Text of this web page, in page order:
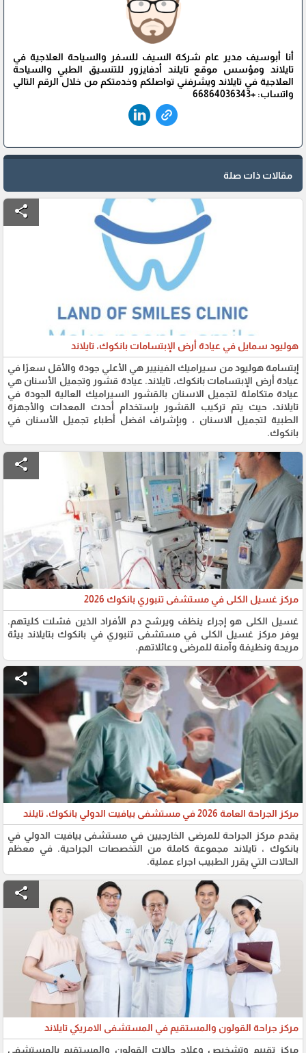
أنا أبوسيف مدير عام شركة السيف للسفر والسياحة العلاجية في
تايلاند ومؤسس موقع تايلند أدفايزور للتنسيق الطبي والسياحة
العلاجية في تايلاند ويشرفني تواصلكم وخدمتكم من خلال الرقم التالي
واتساب: +66864036343
مقالات ذات صلة
share
هوليود سمايل في عيادة أرض الإبتسامات بانكوك، تايلاند
إبتسامة هوليود من سيراميك الفينيير هي الأعلي جودة والأقل سعرًا في
عيادة أرض الإبتسامات بانكوك، تايلاند. عيادة قشور وتجميل الأسنان هي
عيادة متكاملة لتجميل الاسنان بالقشور السيراميك العالية الجودة في
تايلاند، حيث يتم تركيب القشور بإستخدام أحدث المعدات والأجهزة
الطبية لتجميل الاسنان ، وبإشراف افضل أطباء تجميل الأسنان في
بانكوك.
share
مركز غسيل الكلى في مستشفى تنبوري بانكوك 2026
غسيل الكلى هو إجراء ينظف ويرشح دم الأفراد الذين فشلت كليتهم.
يوفر مركز غسيل الكلى في مستشفى تنبوري في بانكوك بتايلاند بيئة
مريحة ونظيفة وآمنة للمرضى وعائلاتهم.
share
مركز الجراحة العامة 2026 في مستشفى بيافيت الدولي بانكوك، تايلند
يقدم مركز الجراحة للمرضى الخارجيين في مستشفى بيافيت الدولي في
بانكوك ، تايلاند مجموعة كاملة من التخصصات الجراحية. في معظم
الحالات التي يقرر الطبيب اجراء عملية.
share
مركز جراحة القولون والمستقيم في المستشفى الامريكي تايلاند
مركز تقييم وتشخيص وعلاج حالات القولون والمستقيم بالمستشفى